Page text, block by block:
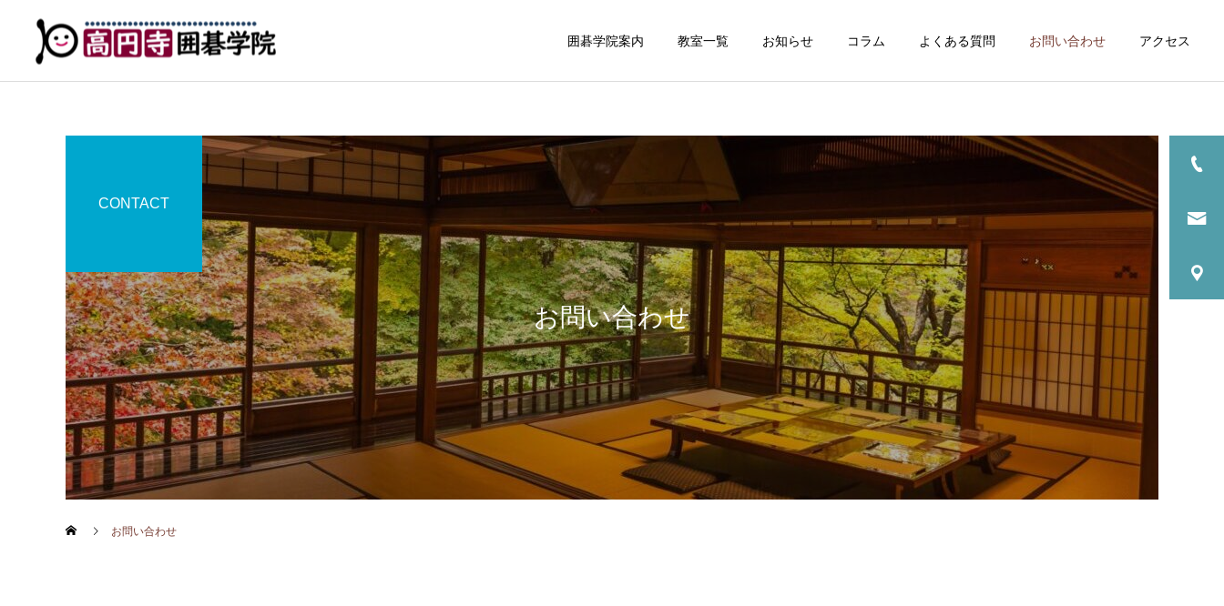
囲碁学院案内 教室一覧 お知らせ コラム よくある質問 お問い合わせ アクセス
クラス一覧
光塩女子学院クラス
碁石・碁盤店
青山碁盤店
碁会場
吉祥寺「秀哉」
お問い合わせ
CONTACT
お問い合わせ